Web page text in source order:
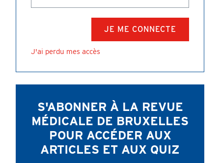
J'ai perdu mes accès
S'ABONNER À LA REVUE
MÉDICALE DE BRUXELLES
POUR ACCÉDER AUX
ARTICLES ET AUX QUIZ